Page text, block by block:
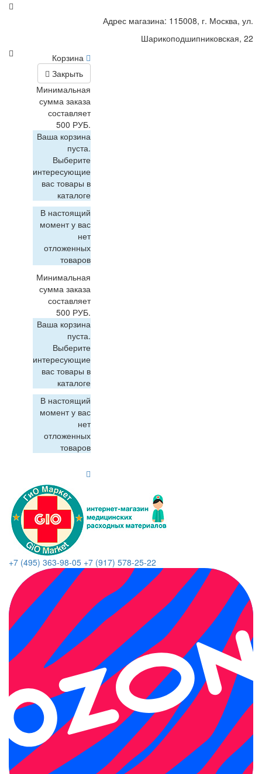
Адрес магазина: 115008, г. Москва, ул.
Шарикоподшипниковская, 22
Корзина
Закрыть
Минимальная
сумма заказа
составляет
500 РУБ.
Ваша корзина
пуста.
Выберите
интересующие
вас товары в
каталоге
В настоящий
момент у вас
нет
отложенных
товаров
Минимальная
сумма заказа
составляет
500 РУБ.
Ваша корзина
пуста.
Выберите
интересующие
вас товары в
каталоге
В настоящий
момент у вас
нет
отложенных
товаров
+7 (495) 363-98-05 +7 (917) 578-25-22